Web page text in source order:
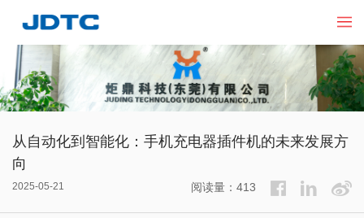
从自动化到智能化：手机充电器插件机的未来发展方
向
2025-05-21 阅读量：413